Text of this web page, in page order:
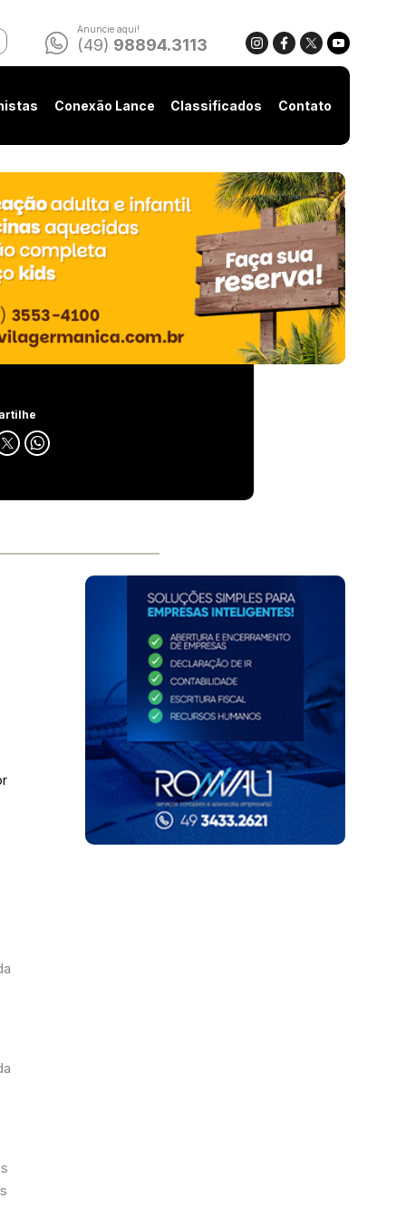
Anuncie aqui!
(49) 98894.3113
Conexão Lance Classificados Contato